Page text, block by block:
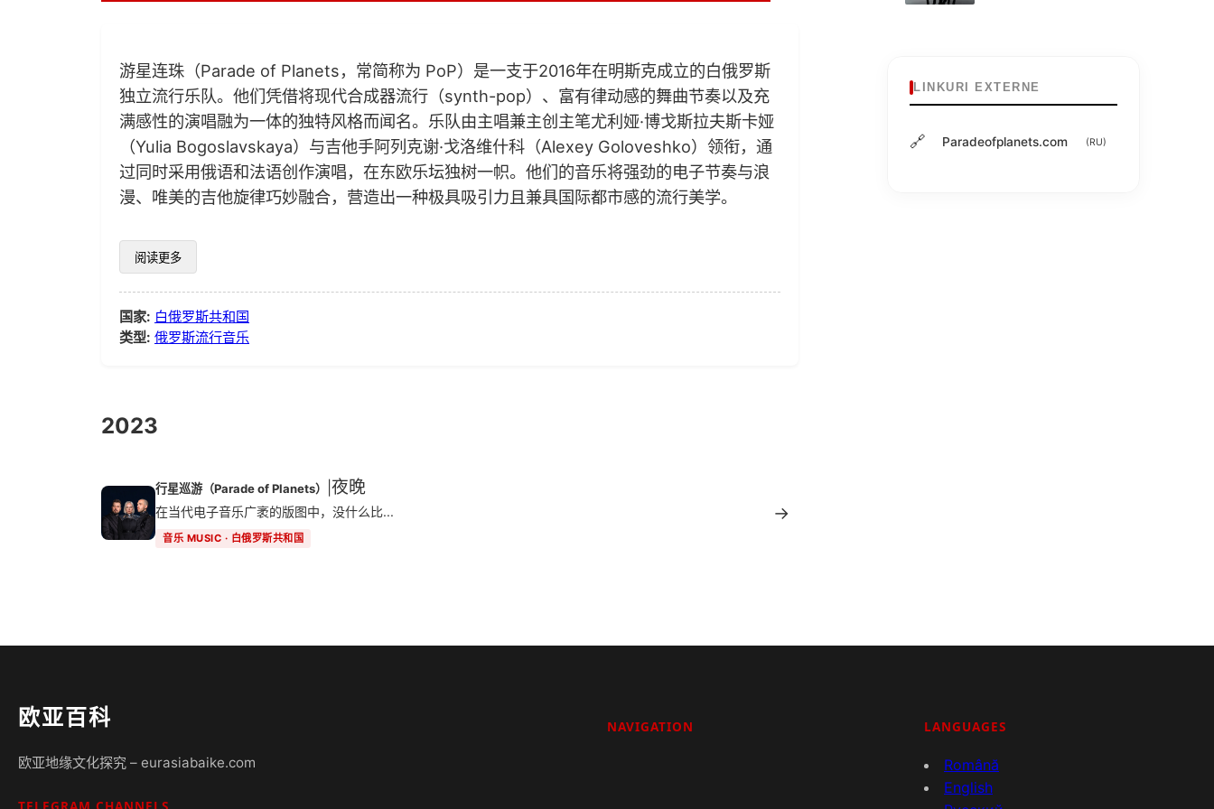
游星连珠（Parade of Planets，常简称为 PoP）是一支于2016年在明斯克成立的白俄罗斯
独立流行乐队。他们凭借将现代合成器流行（synth-pop）、富有律动感的舞曲节奏以及充
满感性的演唱融为一体的独特风格而闻名。乐队由主唱兼主创主笔尤利娅·博戈斯拉夫斯卡娅
（Yulia Bogoslavskaya）与吉他手阿列克谢·戈洛维什科（Alexey Goloveshko）领衔，通
过同时采用俄语和法语创作演唱，在东欧乐坛独树一帜。他们的音乐将强劲的电子节奏与浪
漫、唯美的吉他旋律巧妙融合，营造出一种极具吸引力且兼具国际都市感的流行美学。
阅读更多
国家: 白俄罗斯共和国
类型: 俄罗斯流行音乐
2023
行星巡游（Parade of Planets） 夜晚
在当代电子音乐广袤的版图中，没什么比...
音乐 MUSIC · 白俄罗斯共和国
→
LINKURI EXTERNE
🔗 Paradeofplanets.com (RU)
欧亚百科
欧亚地缘文化探究 – eurasiabaike.com
NAVIGATION LANGUAGES
Română
English